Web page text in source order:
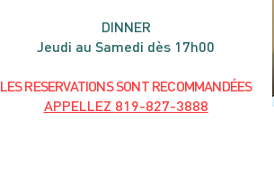
DINNER
Jeudi au Samedi dès 17h00
LES RESERVATIONSSONT RECOMMANDÉES
APPELLEZ 819-827-3888